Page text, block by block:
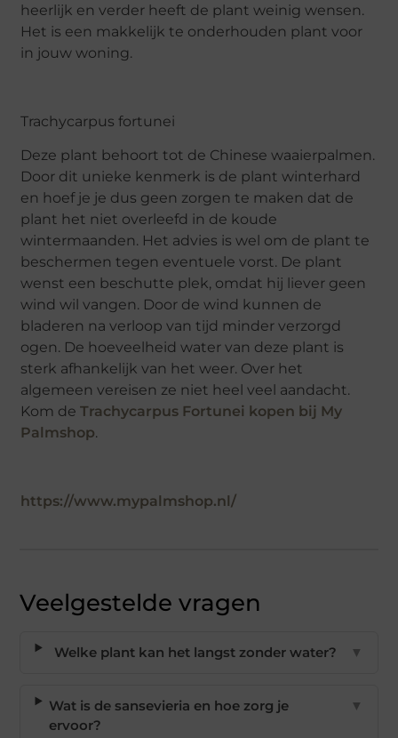
heerlijk en verder heeft de plant weinig wensen.
Het is een makkelijk te onderhouden plant voor
in jouw woning.
Trachycarpus fortunei
Deze plant behoort tot de Chinese waaierpalmen.
Door dit unieke kenmerk is de plant winterhard
en hoef je je dus geen zorgen te maken dat de
plant het niet overleefd in de koude
wintermaanden. Het advies is wel om de plant te
beschermen tegen eventuele vorst. De plant
wenst een beschutte plek, omdat hij liever geen
wind wil vangen. Door de wind kunnen de
bladeren na verloop van tijd minder verzorgd
ogen. De hoeveelheid water van deze plant is
sterk afhankelijk van het weer. Over het
algemeen vereisen ze niet heel veel aandacht.
Kom deTrachycarpus Fortunei kopen bij My
Palmshop.
https://www.mypalmshop.nl/
Veelgestelde vragen
Welke plant kan het langst zonder water? ▼
Wat is de sansevieria en hoe zorg je
ervoor?
▼